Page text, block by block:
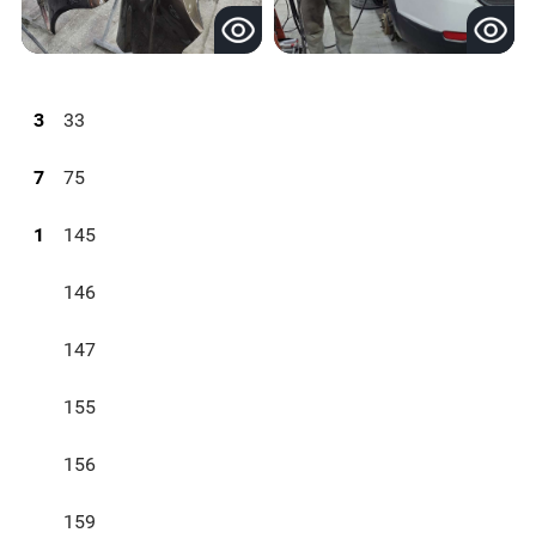
3 33
7 75
1 145
146
147
155
156
159